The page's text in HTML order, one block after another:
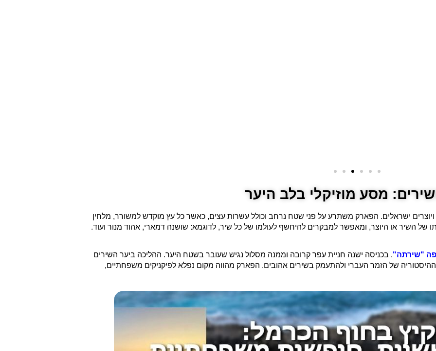
מסע מוזיקלי בלב היער
ויוצרים ישראלים. הפארק משתרע על פני שטח נרחב וכולל עשרות עצים, כאשר כל עץ מוקדש למשורר, מלחין
השיר או היוצר, ומאפשר למבקרים להיחשף לעולמו של כל שיר, לדוגמא: שושנה דמארי, אהוד מנור ועוד.
"שירתה". בכניסה ישנה חניית עפר קרובה וממנה מסלול נגיש שעובר בשטח היער. ההליכה ביער השירים
של הזמר העברי ולהתעמק בשירים אהובים. הפארק מהווה מקום נפלא לפיקניקים משפחתיים,